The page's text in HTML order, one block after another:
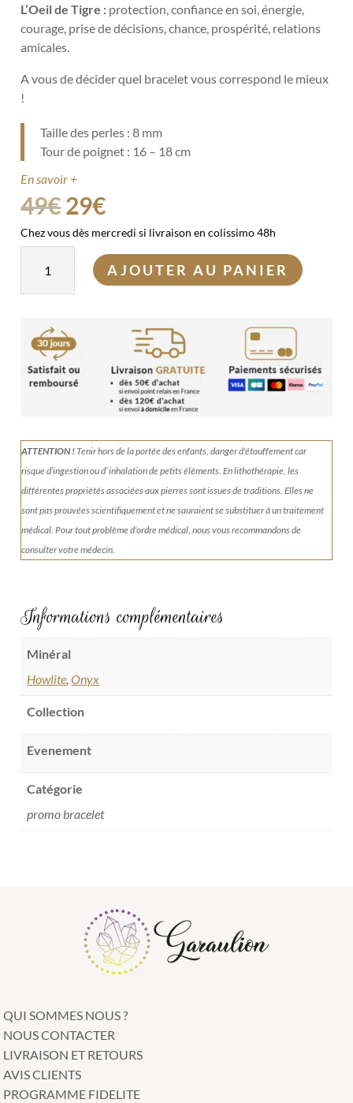
L’Oeil de Tigre : protection, confiance en soi, énergie,
courage, prise de décisions, chance, prospérité, relations
amicales.
A vous de décider quel bracelet vous correspond le mieux
!
Taille des perles : 8 mm
Tour de poignet : 16 – 18 cm
En savoir +
49€Le
prix
initial
était :
49€.
29€Le
prix
actuel
est :
29€.
Chez vous dès mercredi si livraison en colissimo 48h
Bracelets
Eyes
of
AJOUTER AU PANIER
ATTENTION !Tenirhors de la portée des enfants, danger d'étouffement car
risque d’ingestion ou d’ inhalation de petits éléments.En lithothérapie, les
différentes propriétés associées aux pierres sont issues de traditions. Elles ne
sont pas prouvées scientifiquement et ne sauraient se substituer à un traitement
médical. Pour tout problème d'ordre médical, nous vous recommandons de
consulter votre médecin.
Informations complémentaires
Minéral
Howlite ,Onyx
Collection
Evenement
Catégorie
promo bracelet
QUI SOMMES NOUS ?
NOUS CONTACTER
LIVRAISON ET RETOURS
AVIS CLIENTS
PROGRAMME FIDELITE